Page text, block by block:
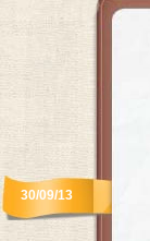
30/09/13